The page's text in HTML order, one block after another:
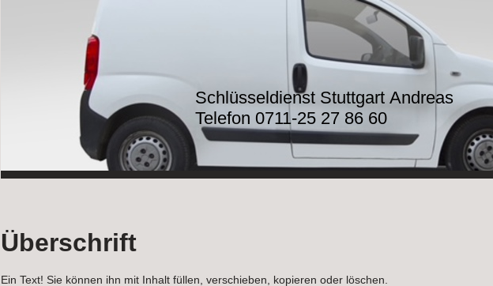
Schlüsseldienst Stuttgart Andreas
Telefon 0711-25 27 86 60
Überschrift
Ein Text! Sie können ihn mit Inhalt füllen, verschieben, kopieren oder löschen.